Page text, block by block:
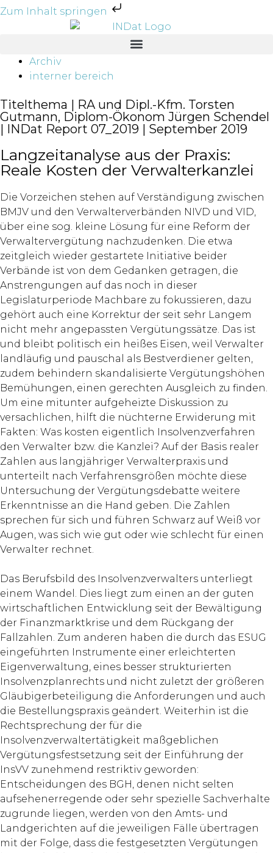
Zum Inhalt springen
Archiv
interner bereich
Titelthema | RA und Dipl.-Kfm. Torsten
Gutmann, Diplom-Ökonom Jürgen Schendel
| INDat Report 07_2019 | September 2019
Langzeitanalyse aus der Praxis:
Reale Kosten der Verwalterkanzlei
Die Vorzeichen stehen auf Verständigung zwischen
BMJV und den Verwalterverbänden NIVD und VID,
über eine sog. kleine Lösung für eine Reform der
Verwaltervergütung nachzudenken. Die etwa
zeitgleich wieder gestartete Initiative beider
Verbände ist von dem Gedanken getragen, die
Anstrengungen auf das noch in dieser
Legislaturperiode Machbare zu fokussieren, dazu
gehört auch eine Korrektur der seit sehr Langem
nicht mehr angepassten Vergütungssätze. Das ist
und bleibt politisch ein heißes Eisen, weil Verwalter
landläufig und pauschal als Bestverdiener gelten,
zudem behindern skandalisierte Vergütungshöhen
Bemühungen, einen gerechten Ausgleich zu finden.
Um eine mitunter aufgeheizte Diskussion zu
versachlichen, hilft die nüchterne Erwiderung mit
Fakten: Was kosten eigentlich Insolvenzverfahren
den Verwalter bzw. die Kanzlei? Auf der Basis realer
Zahlen aus langjähriger Verwalterpraxis und
unterteilt nach Verfahrensgrößen möchte diese
Untersuchung der Vergütungsdebatte weitere
Erkenntnisse an die Hand geben. Die Zahlen
sprechen für sich und führen Schwarz auf Weiß vor
Augen, was sich wie gut oder wie schlecht für einen
Verwalter rechnet.
Das Berufsbild des Insolvenzverwalters unterliegt
einem Wandel. Dies liegt zum einen an der guten
wirtschaftlichen Entwicklung seit der Bewältigung
der Finanzmarktkrise und dem Rückgang der
Fallzahlen. Zum anderen haben die durch das ESUG
eingeführten Instrumente einer erleichterten
Eigenverwaltung, eines besser strukturierten
Insolvenzplanrechts und nicht zuletzt der größeren
Gläubigerbeteiligung die Anforderungen und auch
die Bestellungspraxis geändert. Weiterhin ist die
Rechtsprechung der für die
Insolvenzverwaltertätigkeit maßgeblichen
Vergütungsfestsetzung seit der Einführung der
InsVV zunehmend restriktiv geworden:
Entscheidungen des BGH, denen nicht selten
aufsehenerregende oder sehr spezielle Sachverhalte
zugrunde liegen, werden von den Amts- und
Landgerichten auf die jeweiligen Fälle übertragen
mit der Folge, dass die festgesetzten Vergütungen